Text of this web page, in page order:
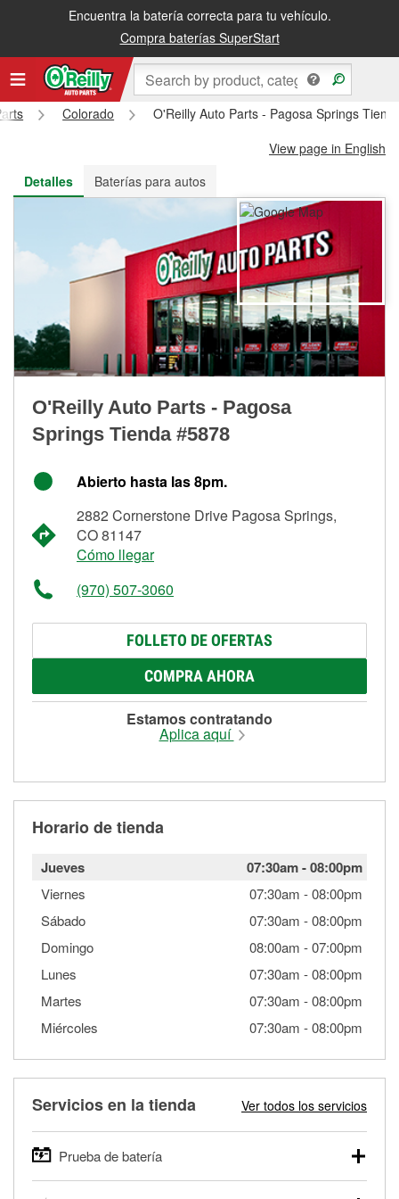
Encuentra la batería correcta para tu vehículo.
Compra baterías SuperStart
Recibe tu orden gratis al día siguiente o recógela en la tienda
Colorado
O'Reilly Auto Parts - Pagosa Springs
View page in English
Detalles
Baterías para autos
O'Reilly Auto Parts - Pagosa
Springs Tienda #5878
Abierto hasta las 8pm.
2882 Cornerstone Drive Pagosa Springs,
CO 81147
Cómo llegar
(970) 507-3060
FOLLETO DE OFERTAS
COMPRA AHORA
Estamos contratando
Aplica aquí
Horario de tienda
Jueves 07:30am-08:00pm
Viernes 07:30am -08:00pm
Sábado
07:30am -08:00pm
Domingo
08:00am -07:00pm
Lunes
07:30am -08:00pm
Martes
07:30am -08:00pm
Miércoles
07:30am -08:00pm
Servicios en la tienda Ver todos los servicios
Prueba de batería